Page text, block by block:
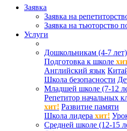
Заявка
Заявка на
Заявка на тьюторство
Услуги
Дошкольникам (4-7
Подготовка к школе
Английский язык
Школа безопасности
Младшей школе (7-12
Репетитор начальных
хит! Развитие памяти
Школа лидера хит!
Средней школе (12-15